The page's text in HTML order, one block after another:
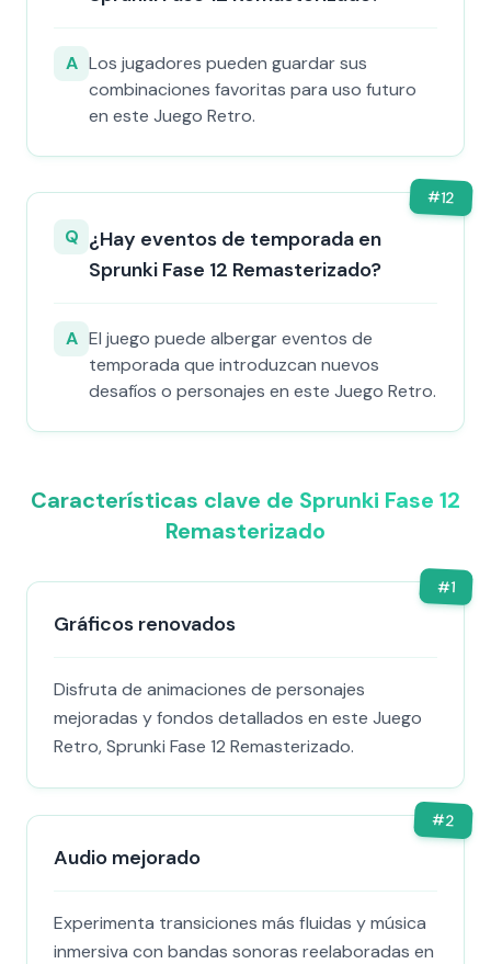
A Los jugadores pueden guardar sus
combinaciones favoritas para uso futuro
en este Juego Retro.
#12
Q ¿Hay eventos de temporada en
Sprunki Fase 12 Remasterizado?
A El juego puede albergar eventos de
temporada que introduzcan nuevos
desafíos o personajes en este Juego Retro.
Características clave de Sprunki Fase 12
Remasterizado
#1
Gráficos renovados
Disfruta de animaciones de personajes
mejoradas y fondos detallados en este Juego
Retro, Sprunki Fase 12 Remasterizado.
#2
Audio mejorado
Experimenta transiciones más fluidas y música
inmersiva con bandas sonoras reelaboradas en